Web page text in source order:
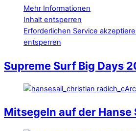
Mehr Informationen
Inhalt entsperren
Erforderlichen Service
entsperren
Supreme Surf Big Days
Mitsegeln auf der Hanse